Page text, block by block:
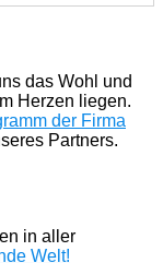
das Wohl und
Herzen liegen.
der Firma
Partners.
in aller
Welt!